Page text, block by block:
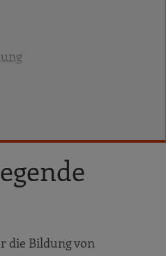
und Design der
Theorie
(Befragungs)Praxis
nach
die Bildung von